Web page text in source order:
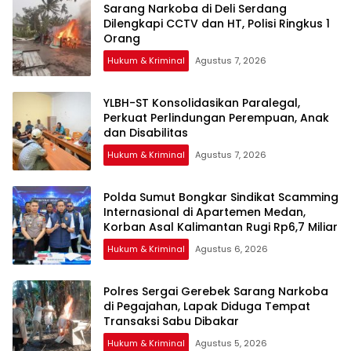
Sarang Narkoba di Deli Serdang
Dilengkapi CCTV dan HT, Polisi Ringkus 1
Orang
Hukum & Kriminal Agustus 7, 2026
YLBH-ST Konsolidasikan Paralegal,
Perkuat Perlindungan Perempuan, Anak
Hukum & Kriminal Agustus 7, 2026
Polda Sumut Bongkar Sindikat Scamming
Internasional di Apartemen Medan,
Korban Asal Kalimantan Rugi Rp6,7 Miliar
Hukum & Kriminal Agustus 6, 2026
Polres Sergai Gerebek Sarang Narkoba
di Pegajahan, Lapak Diduga Tempat
Transaksi Sabu Dibakar
Hukum & Kriminal Agustus 5, 2026